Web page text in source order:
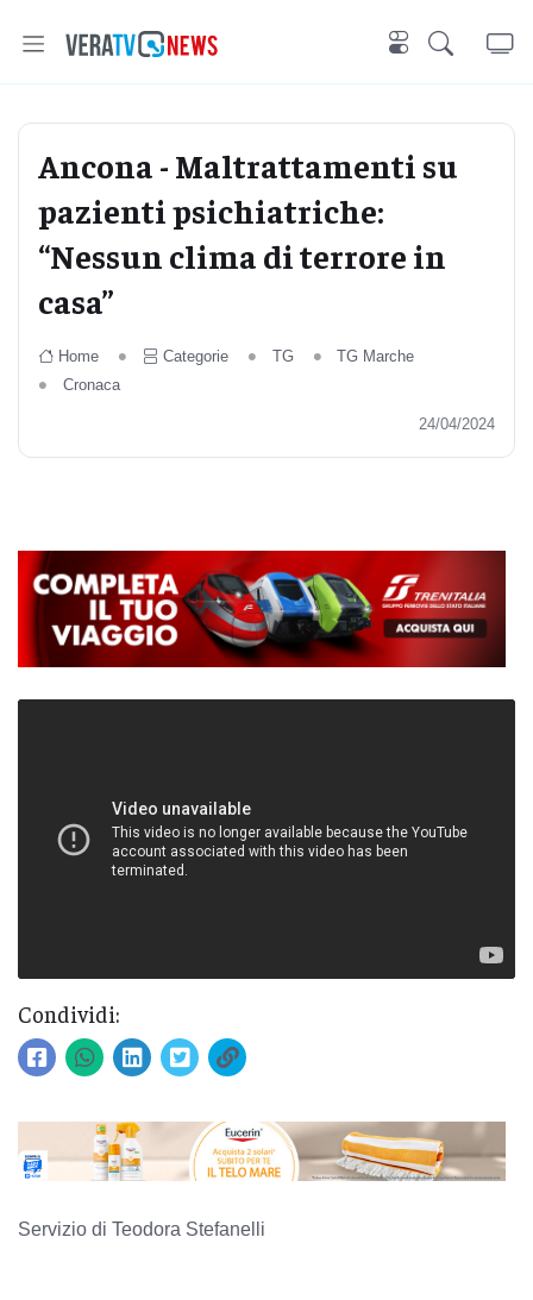
Ancona - Maltrattamenti su
pazienti psichiatriche:
“Nessun clima di terrore in
casa”
Home Categorie TG
TG Marche
Cronaca
24/04/2024
Condividi:
Servizio di Teodora Stefanelli